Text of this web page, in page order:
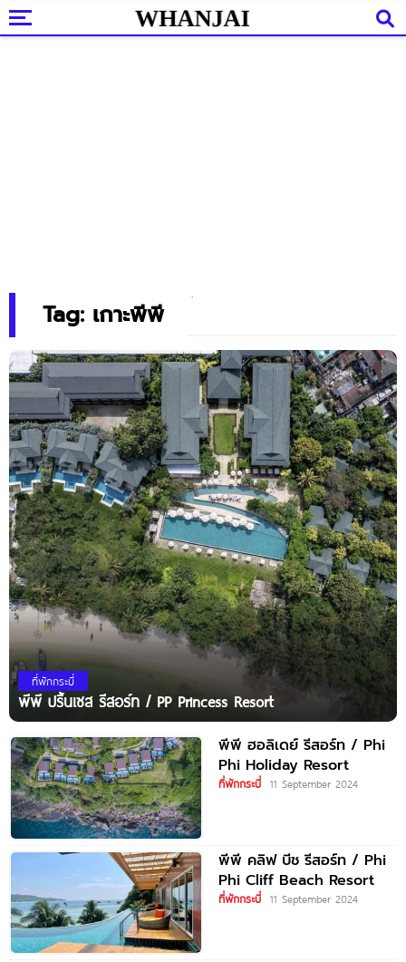
Tag: เกาะพีพี
ที่พักกระบี่
พีพี ปริ้นเซส รีสอร์ท / PP Princess Resort
พีพี ฮอลิเดย์ รีสอร์ท / Phi
Phi Holiday Resort
ที่พักกระบี่ 11 September 2024
พีพี คลิฟ บีช รีสอร์ท / Phi
Phi Cliff Beach Resort
ที่พักกระบี่ 11 September 2024